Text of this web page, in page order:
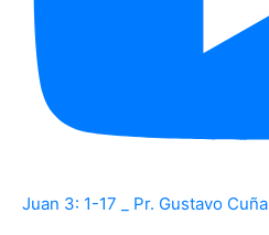
Juan 3: 1-17 _ Pr. Gustavo Cuña